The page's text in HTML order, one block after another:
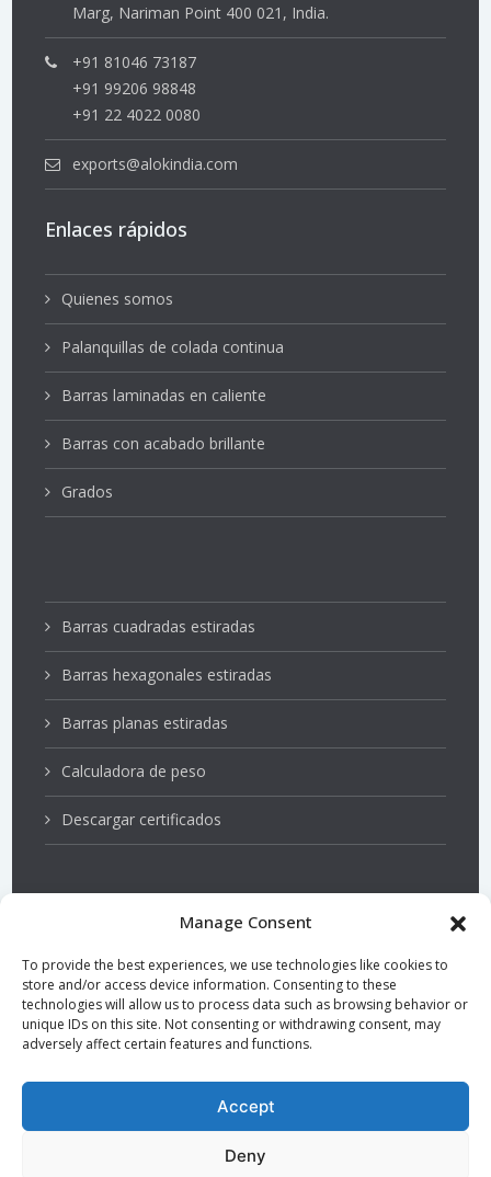
Manage Consent
To provide the best experiences, we use technologies like cookies to
store and/or access device information. Consenting to these
technologies will allow us to process data such as browsing behavior or
unique IDs on this site. Not consenting or withdrawing consent, may
adversely affect certain features and functions.
Accept
Deny
Marg, Nariman Point 400 021, India.
+91 81046 73187
+91 99206 98848
+91 22 4022 0080
exports@alokindia.com
Enlaces rápidos
Quienes somos
Palanquillas de colada continua
Barras laminadas en caliente
Barras con acabado brillante
Grados
Barras cuadradas estiradas
Barras hexagonales estiradas
Barras planas estiradas
Calculadora de peso
Descargar certificados
Ejes de bombas
Acero endurecido y templado
Barras torneadas, rectificadas y pulidas